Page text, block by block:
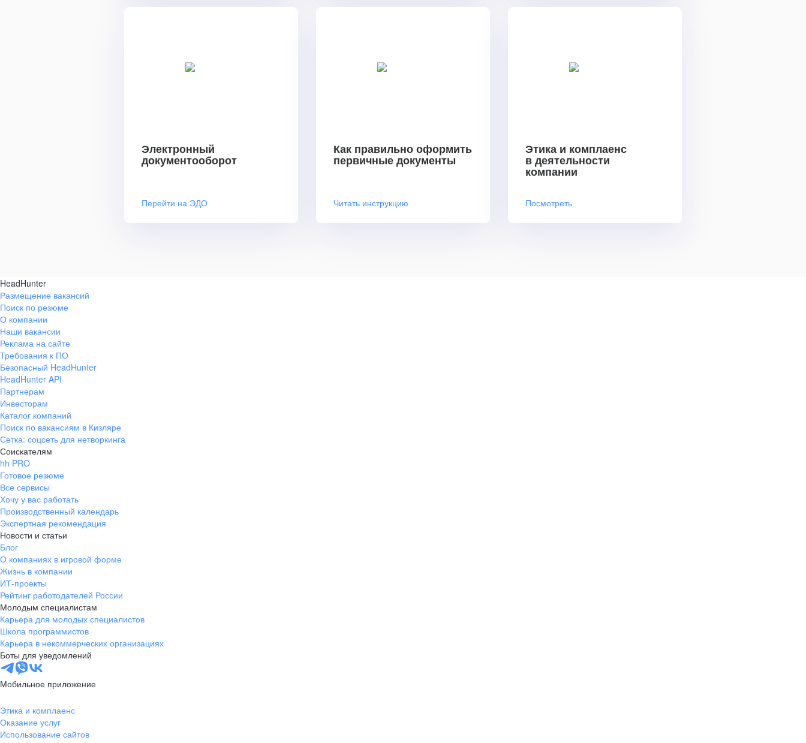
Электронный
документооборот
Перейти на ЭДО
Как правильно оформить
первичные документы
Читать инструкцию
Этика и комплаенс
в деятельности
компании
Посмотреть
HeadHunter
Размещение вакансий
Поиск по резюме
О компании
Наши вакансии
Реклама на сайте
Требования к ПО
Безопасный HeadHunter
HeadHunter API
Партнерам
Инвесторам
Каталог компаний
Поиск по вакансиям в Кизляре
Сетка: соцсеть для нетворкинга
Соискателям
hh PRO
Готовое резюме
Все сервисы
Хочу у вас работать
Производственный календарь
Экспертная рекомендация
Новости и статьи
Блог
О компаниях в игровой форме
Жизнь в компании
ИТ-проекты
Рейтинг работодателей России
Молодым специалистам
Карьера для молодых специалистов
Школа программистов
Карьера в некоммерческих организациях
Боты для уведомлений
Мобильное приложение
Этика и комплаенс
Оказание услуг
Использование сайтов